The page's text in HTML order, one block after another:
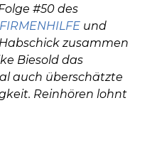
#50 des
FIRMENHILFE und
zusammen
Biesold das
auch überschätzte
Reinhören lohnt